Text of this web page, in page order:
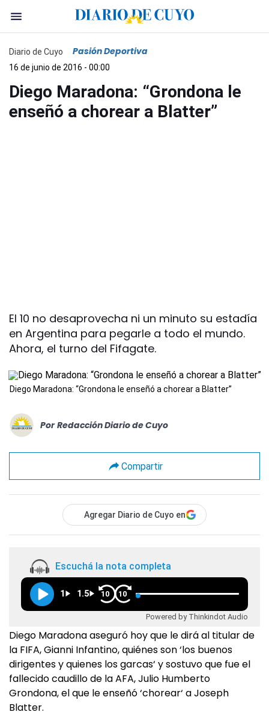
Diario de Cuyo Pasión Deportiva
16 de junio de 2016 - 00:00
Diego Maradona: “Grondona le
enseñó a chorear a Blatter”
El 10 no desaprovecha ni un minuto su estadía
en Argentina para pegarle a todo el mundo.
Ahora, el turno del Fifagate.
Diego Maradona: “Grondona le enseñó a chorear a Blatter”
Por Redacción Diario de Cuyo
Compartir
Agregar Diario de Cuyo en
Escuchá la nota completa
1 1.5 10 10
Powered by Thinkindot Audio
Diego Maradona aseguró hoy que le dirá al titular de
la FIFA, Gianni Infantino, quiénes son ‘los buenos
dirigentes y quienes los garcas‘ y sostuvo que fue el
fallecido caudillo de la AFA, Julio Humberto
Grondona, el que le enseñó ‘chorear‘ a Joseph
Blatter.